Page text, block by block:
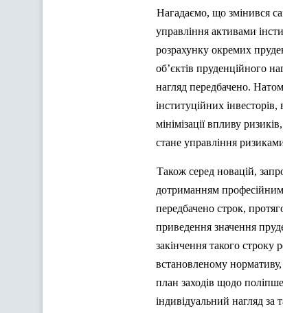
Нагадаємо, що змінився
управління активами
розрахунку окремих
об’єктів пруденційного
нагляд передбачено.
інституційних
мінімізації впливу
стане управління
Також серед новацій,
дотриманням
передбачено строк,
приведення значення
закінчення такого строку
встановленому
план заходів щодо
індивідуальний нагляд